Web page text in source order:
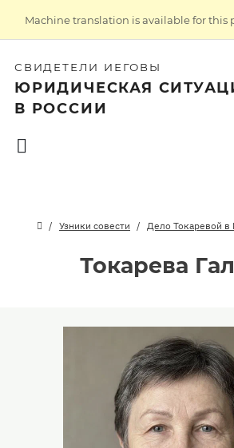
Machine translation is available for this
СВИДЕТЕЛИ ИЕГОВЫ
ЮРИДИЧЕСКАЯ
В РОССИИ
Узники совести Дело Токаревой
Токарева